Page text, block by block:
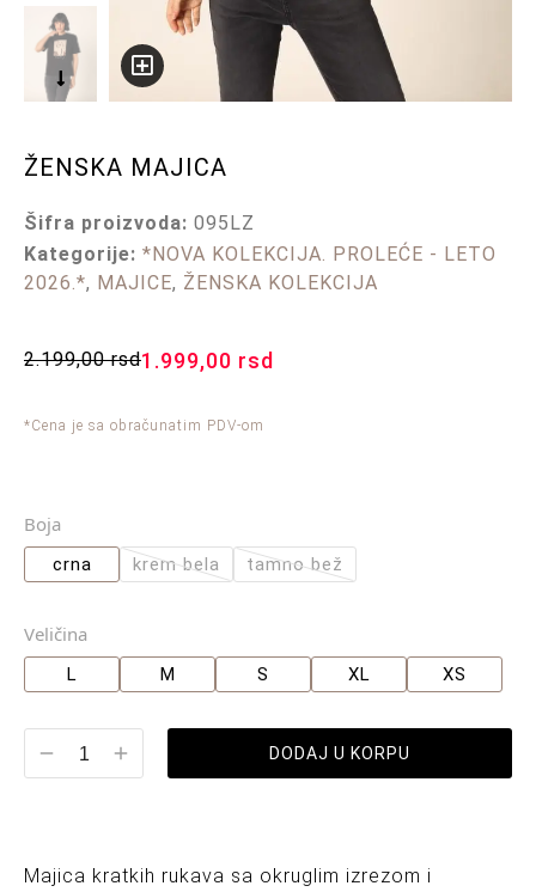
ŽENSKA MAJICA
Šifra proizvoda: 095LZ
Kategorije: *NOVA KOLEKCIJA. PROLEĆE - LETO
2026.*, MAJICE, ŽENSKA KOLEKCIJA
2.199,00rsd1.999,00 rsd
*Cena je sa obračunatim PDV-om
Boja
crna krem bela tamno bež
Veličina
L M S XL XS
DODAJ U KORPU
Majica kratkih rukava sa okruglim izrezom i